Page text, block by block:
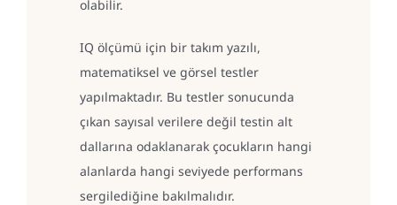
olabilir.
IQ ölçümü için bir takım yazılı,
matematiksel ve görsel testler
yapılmaktadır. Bu testler sonucunda
çıkan sayısal verilere değil testin alt
dallarına odaklanarak çocukların hangi
alanlarda hangi seviyede performans
sergilediğine bakılmalıdır.